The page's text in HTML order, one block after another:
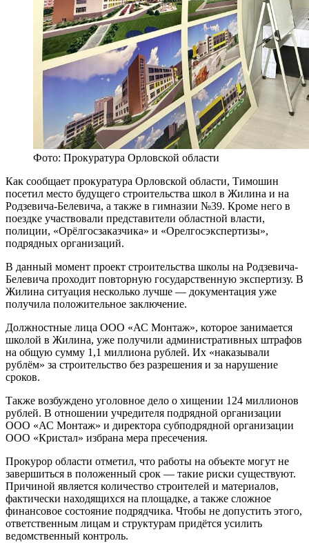
Фото: Прокуратура Орловской области
Как сообщает прокуратура Орловской области, Тимошин
посетил место будущего строительства школ в Жилина и на
Родзевича-Белевича, а также в гимназии №39. Кроме него в
поездке участвовали представители областной власти,
полиции, «Орёлгосзаказчика» и «Орелгосэкспертизы»,
подрядных организаций.
В данный момент проект строительства школы на Родзевича-
Белевича проходит повторную государственную экспертизу. В
Жилина ситуация несколько лучше — документация уже
получила положительное заключение.
Должностные лица ООО «АС Монтаж», которое занимается
школой в Жилина, уже получили административных штрафов
на общую сумму 1,1 миллиона рублей. Их «наказывали
рублём» за строительство без разрешения и за нарушение
сроков.
Также возбуждено уголовное дело о хищении 124 миллионов
рублей. В отношении учредителя подрядной организации
ООО «АС Монтаж» и директора субподрядной организации
ООО «Кристал» избрана мера пресечения.
Прокурор области отметил, что работы на объекте могут не
завершиться в положенный срок — такие риски существуют.
Причиной является количество строителей и материалов,
фактически находящихся на площадке, а также сложное
финансовое состояние подрядчика. Чтобы не допустить этого,
ответственным лицам и структурам придётся усилить
ведомственный контроль.